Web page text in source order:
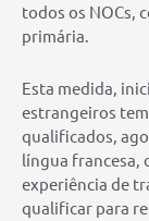
todos os NOCs,
primária.
Esta medida,
estrangeiros
qualificados,
língua francesa,
experiência de
qualificar para